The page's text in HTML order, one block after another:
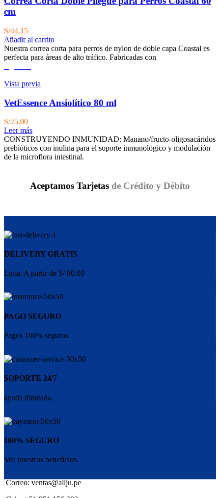
cm
S/44.15
Añadir al carrito
Nuestra correa corta para perros de nylon de doble capa Coastal es
perfecta para áreas de alto tráfico. Fabricadas con
Vista previa
VetEssence Ansiolítico 80 ml
S/25.00
Leer más
CONSTRUYENDO INMUNIDAD: Manano/fructo-oligosacáridos
prebióticos con inulina para el soporte inmunológico y modulación
de la microflora intestinal.
Aceptamos Tarjetas de Crédito y Débito
DELIVERY GRATIS
Lima: A partir de S/ 80.00
PAGO SEGURO
Pagos 100% seguros.
SOPORTE 24/7
ayuda ilimitada.
100% SEGURO
Vea nuestros beneficios.
Correo: ventas@allju.pe